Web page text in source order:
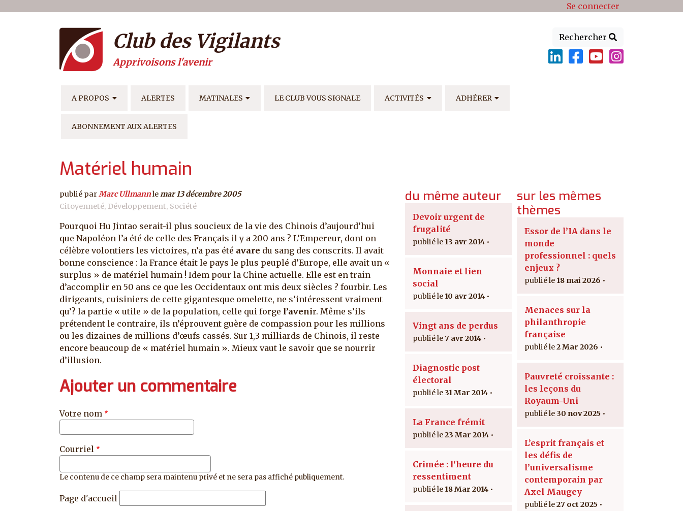
Menu du compte de l'utilisateur Se connecter
Rechercher
Club des Vigilants
Apprivoisons l'avenir
NAVIGATION PRINCIPALE
A PROPOS ALERTES MATINALES LE CLUB VOUS SIGNALE ACTIVITÉS ADHÉRER
ABONNEMENT AUX ALERTES
Matériel humain
publié par Marc Ullmannle mar 13 décembre 2005
Citoyenneté Développement Société
Pourquoi Hu Jintao serait-il plus soucieux de la vie des Chinois d’aujourd’hui
que Napoléon l’a été de celle des Français il y a 200 ans ? L’Empereur, dont on
célèbre volontiers les victoires, n’a pas été avare du sang des conscrits. Il avait
bonne conscience : la France était le pays le plus peuplé d’Europe, elle avait un «
surplus » de matériel humain ! Idem pour la Chine actuelle. Elle est en train
d’accomplir en 50 ans ce que les Occidentaux ont mis deux siècles ? fourbir. Les
dirigeants, cuisiniers de cette gigantesque omelette, ne s’intéressent vraiment
qu’? la partie « utile » de la population, celle qui forge l’avenir. Même s’ils
prétendent le contraire, ils n’éprouvent guère de compassion pour les millions
ou les dizaines de millions d’œufs cassés. Sur 1,3 milliards de Chinois, il reste
encore beaucoup de « matériel humain ». Mieux vaut le savoir que se nourrir
d’illusion.
Ajouter un commentaire
Votre nom
Courriel
Le contenu de ce champ sera maintenu privé et ne sera pas affiché publiquement.
Page d'accueil
du même auteur
Devoir urgent de
frugalité
13 avr 2014
Monnaie et lien
social
10 avr 2014
Vingt ans de perdus
7 avr 2014
Diagnostic post
électoral
31 Mar 2014
La France frémit
23 Mar 2014
Crimée : l'heure du
ressentiment
18 Mar 2014
sur les mêmes
thèmes
Essor de l’IA dans le
monde
professionnel : quels
enjeux ?
18 mai 2026
Menaces sur la
philanthropie
française
2 Mar 2026
Pauvreté croissante :
les leçons du
Royaum-Uni
30 nov 2025
L’esprit français et
les défis de
l’universalisme
contemporain par
Axel Maugey
27 oct 2025